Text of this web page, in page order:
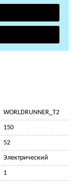
WORLDRUNNER_T2
150
52
Электрический
1